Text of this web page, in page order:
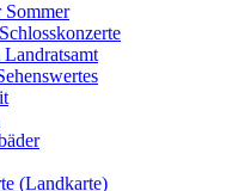
Sommer
(Landkarte)